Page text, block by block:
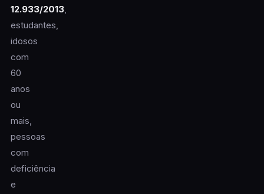
12.933/2013,
estudantes,
idosos
com
60
anos
ou
mais,
pessoas
com
deficiência
e